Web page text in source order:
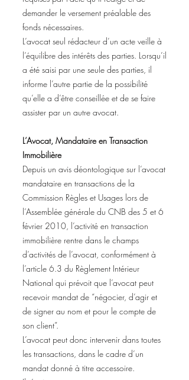
demander le versement préalable des
fonds nécessaires.
L’avocat seul rédacteur d’un acte veille à
l’équilibre des intérêts des parties. Lorsqu’il
a été saisi par une seule des parties, il
informe l’autre partie de la possibilité
qu’elle a d’être conseillée et de se faire
assister par un autre avocat.
L’Avocat, Mandataire en Transaction
Immobilière
Depuis un avis déontologique sur l’avocat
mandataire en transactions de la
Commission Règles et Usages lors de
l’Assemblée générale du CNB des 5 et 6
février 2010, l’activité en transaction
immobilière rentre dans le champs
d’activités de l’avocat, conformément à
l’article 6.3 du Règlement Intérieur
National qui prévoit que l’avocat peut
recevoir mandat de “négocier, d’agir et
de signer au nom et pour le compte de
son client”.
L’avocat peut donc intervenir dans toutes
les transactions, dans le cadre d’un
mandat donné à titre accessoire.